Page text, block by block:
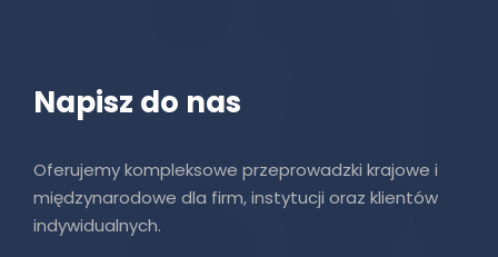
Napisz do nas
Oferujemy kompleksowe przeprowadzki krajowe i
międzynarodowe dla firm, instytucji oraz klientów
indywidualnych.